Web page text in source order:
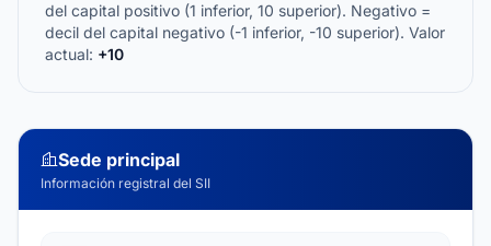
del capital positivo (1 inferior, 10 superior). Negativo =
decil del capital negativo (-1 inferior, -10 superior). Valor
actual: +10
Sede principal
Información registral del SII